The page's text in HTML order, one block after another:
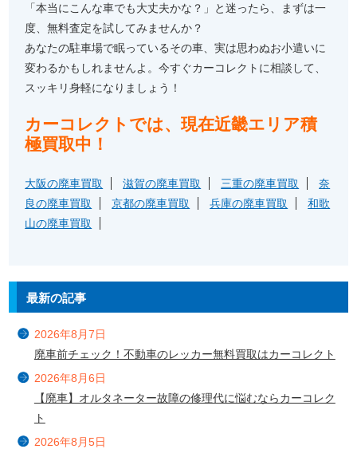
「本当にこんな車でも大丈夫かな？」と迷ったら、まずは一
度、無料査定を試してみませんか？
あなたの駐車場で眠っているその車、実は思わぬお小遣いに
変わるかもしれませんよ。今すぐカーコレクトに相談して、
スッキリ身軽になりましょう！
カーコレクトでは、現在近畿エリア積
極買取中！
大阪の廃車買取 滋賀の廃車買取 三重の廃車買取
奈
良の廃車買取
京都の廃車買取 兵庫の廃車買取
和歌
山の廃車買取
最新の記事
2026年8月7日
廃車前チェック！不動車のレッカー無料買取はカーコレクト
2026年8月6日
【廃車】オルタネーター故障の修理代に悩むならカーコレク
ト
2026年8月5日